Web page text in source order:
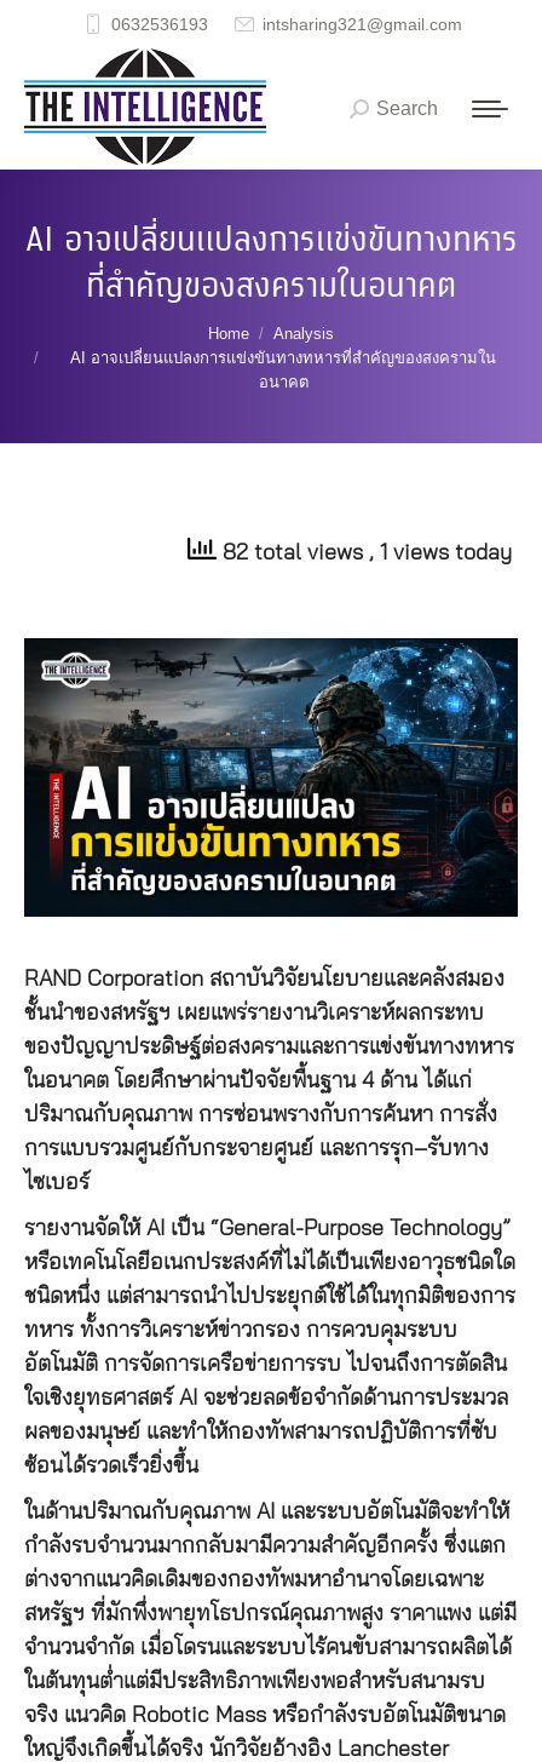
0632536193 intsharing321@gmail.com
Search:
Search
AI อาจเปลี่ยนแปลงการแข่งขันทางทหาร
ที่สำคัญของสงครามในอนาคต
Home
Analysis
AI อาจเปลี่ยนแปลงการแข่งขันทางทหารที่สำคัญของสงครามใน
อนาคต
82 total views , 1 views today
RAND Corporation สถาบันวิจัยนโยบายและคลังสมอง
ชั้นนำของสหรัฐฯ เผยแพร่รายงานวิเคราะห์ผลกระทบ
ของปัญญาประดิษฐ์ต่อสงครามและการแข่งขันทางทหาร
ในอนาคต โดยศึกษาผ่านปัจจัยพื้นฐาน 4 ด้าน ได้แก่
ปริมาณกับคุณภาพ การซ่อนพรางกับการค้นหา การสั่ง
การแบบรวมศูนย์กับกระจายศูนย์ และการรุก–รับทาง
ไซเบอร์
รายงานจัดให้ AI เป็น “General-Purpose Technology”
หรือเทคโนโลยีอเนกประสงค์ที่ไม่ได้เป็นเพียงอาวุธชนิดใด
ชนิดหนึ่ง แต่สามารถนำไปประยุกต์ใช้ได้ในทุกมิติของการ
ทหาร ทั้งการวิเคราะห์ข่าวกรอง การควบคุมระบบ
อัตโนมัติ การจัดการเครือข่ายการรบ ไปจนถึงการตัดสิน
ใจเชิงยุทธศาสตร์ AI จะช่วยลดข้อจำกัดด้านการประมวล
ผลของมนุษย์ และทำให้กองทัพสามารถปฏิบัติการที่ซับ
ซ้อนได้รวดเร็วยิ่งขึ้น
ในด้านปริมาณกับคุณภาพ AI และระบบอัตโนมัติจะทำให้
กำลังรบจำนวนมากกลับมามีความสำคัญอีกครั้ง ซึ่งแตก
ต่างจากแนวคิดเดิมของกองทัพมหาอำนาจโดยเฉพาะ
สหรัฐฯ ที่มักพึ่งพายุทโธปกรณ์คุณภาพสูง ราคาแพง แต่มี
จำนวนจำกัด เมื่อโดรนและระบบไร้คนขับสามารถผลิตได้
ในต้นทุนต่ำแต่มีประสิทธิภาพเพียงพอสำหรับสนามรบ
จริง แนวคิด Robotic Mass หรือกำลังรบอัตโนมัติขนาด
ใหญ่จึงเกิดขึ้นได้จริง นักวิจัยอ้างอิง Lanchester